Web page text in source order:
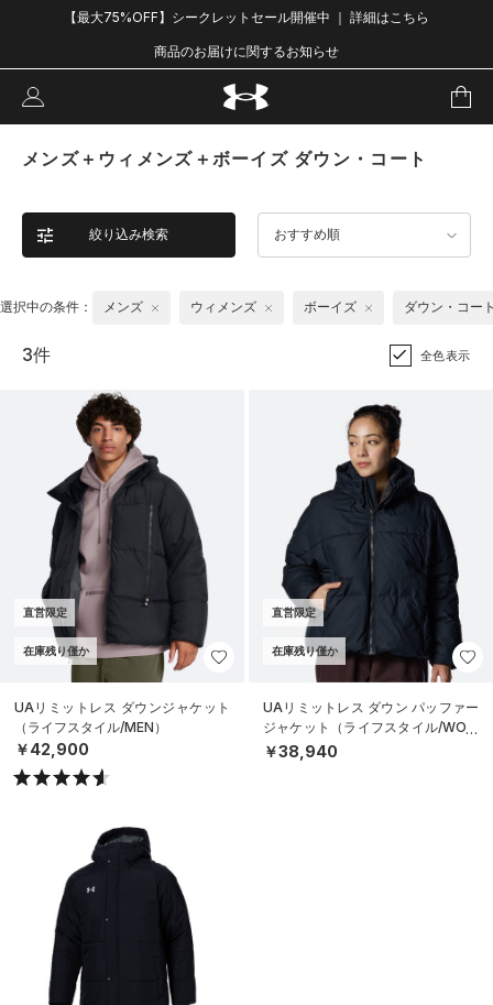
【最大75%OFF】シークレットセール開催中 ｜ 詳細はこちら
商品のお届けに関するお知らせ
メンズ＋ウィメンズ＋ボーイズ ダウン・コート
絞り込み検索 おすすめ順
選択中の条件： メンズ ウィメンズ ボーイズ ダウン・コー
3件 全色表示
直営限定
在庫残り僅か
UAリミットレス ダウンジャケット
（ライフスタイル/MEN）
￥42,900
直営限定
在庫残り僅か
UAリミットレス ダウン パッファー
ジャケット（ライフスタイル/WOM
EN）
￥38,940